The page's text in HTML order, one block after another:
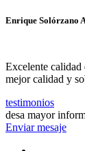
Enrique Solórzano
Excelente calidad
mejor calidad y
testimonios
desa mayor
Enviar mesaje